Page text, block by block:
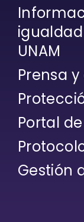
UNAM
Prensa
Portal
Gestión